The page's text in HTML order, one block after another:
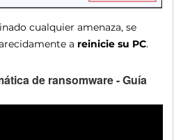
cualquier amenaza, se
a reinicie su PC.
de ransomware - Guía